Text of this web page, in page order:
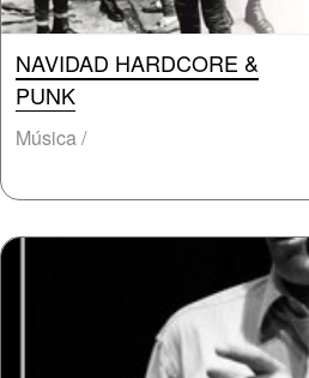
NAVIDAD HARDCORE &
PUNK
Música /